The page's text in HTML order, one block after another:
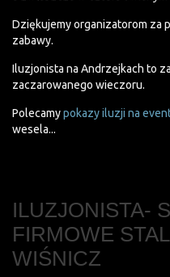
Dziękujemy organizatorom za
zabawy.
Iluzjonista na Andrzejkach to
zaczarowanego wieczoru.
Polecamypokazy iluzji na
wesela...
ILUZJONISTA-
FIRMOWE
WIŚNICZ